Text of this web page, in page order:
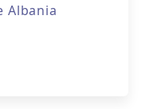
Albania